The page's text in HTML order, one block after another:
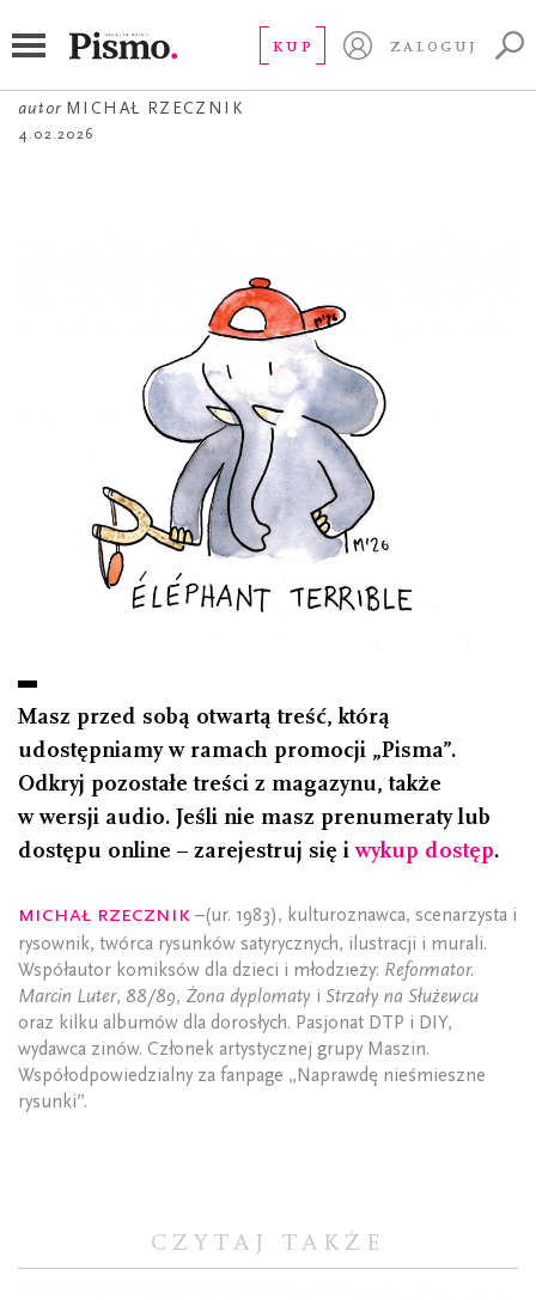
KUP ZALOGUJ
Éléphant terrible
autor MICHAŁ RZECZNIK
4.02.2026
Masz przed sobą otwartą treść, którą
udostępniamy w ramach promocji „Pisma”.
Odkryj pozostałe treści z magazynu, także
w wersji audio. Jeśli nie masz prenumeraty lub
dostępu online – zarejestruj się i wykup dostęp.
Michał Rzecznik –(ur. 1983), kulturoznawca, scenarzysta i
rysownik, twórca rysunków satyrycznych, ilustracji i murali.
Współautor komiksów dla dzieci i młodzieży: Reformator.
Marcin Luter, 88/89, Żona dyplomaty i Strzały na Służewcu
oraz kilku albumów dla dorosłych. Pasjonat DTP i DIY,
wydawca zinów. Członek artystycznej grupy Maszin.
Współodpowiedzialny za fanpage „Naprawdę nieśmieszne
rysunki”.
CZYTAJ TAKŻE